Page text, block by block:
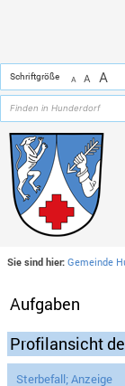
Schriftgröße A A A
Sie sind hier: Gemeinde
Aufgaben
Profilansicht
Sterbefall; Anzeige